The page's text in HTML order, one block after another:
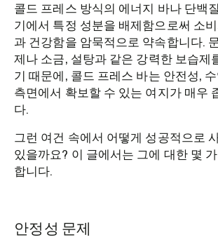
콜드 프레스 방식의 에너지 바나 단백
기에서 특정 성분을 배제함으로써 소
과 건강함을 암묵적으로 약속합니다.
제나 소금, 설탕과 같은 강력한 보습제
기 때문에, 콜드 프레스 바는 안전성,
측면에서 확보할 수 있는 여지가 매우
다.
그런 여건 속에서 어떻게 성공적으로
있을까요? 이 글에서는 그에 대한 몇
합니다.
안정성 문제